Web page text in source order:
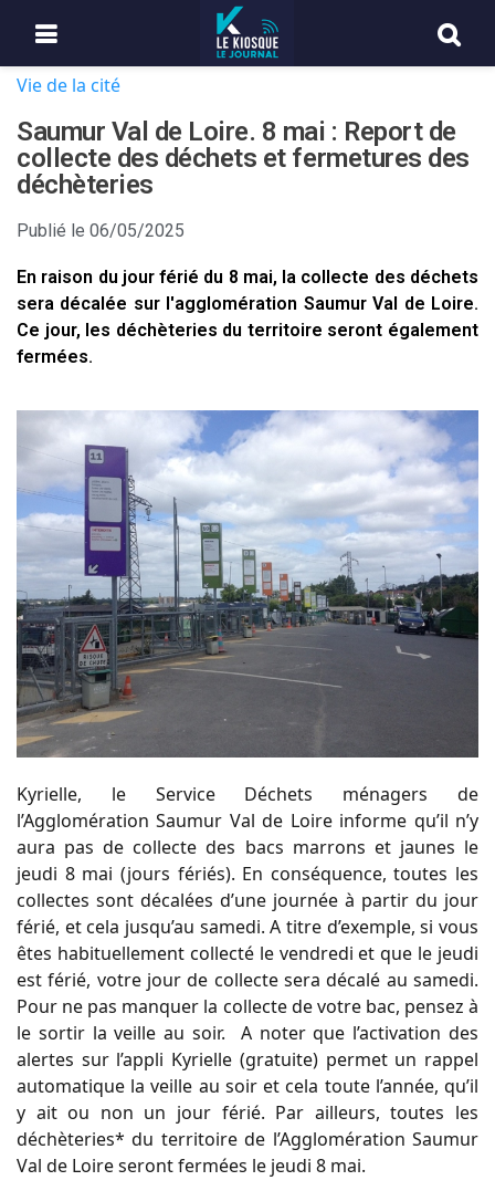
Vie de la cité
Saumur Val de Loire. 8 mai : Report de
collecte des déchets et fermetures des
déchèteries
Publié le 06/05/2025
En raison du jour férié du 8 mai, la collecte des déchets
sera décalée sur l'agglomération Saumur Val de Loire.
Ce jour, les déchèteries du territoire seront également
fermées.
Kyrielle, le Service Déchets ménagers de
l’Agglomération Saumur Val de Loire informe qu’il n’y
aura pas de collecte des bacs marrons et jaunes le
jeudi 8 mai (jours fériés). En conséquence, toutes les
collectes sont décalées d’une journée à partir du jour
férié, et cela jusqu’au samedi. A titre d’exemple, si vous
êtes habituellement collecté le vendredi et que le jeudi
est férié, votre jour de collecte sera décalé au samedi.
Pour ne pas manquer la collecte de votre bac, pensez à
le sortir la veille au soir. A noter que l’activation des
alertes sur l’appli Kyrielle (gratuite) permet un rappel
automatique la veille au soir et cela toute l’année, qu’il
y ait ou non un jour férié. Par ailleurs, toutes les
déchèteries* du territoire de l’Agglomération Saumur
Val de Loire seront fermées le jeudi 8 mai.